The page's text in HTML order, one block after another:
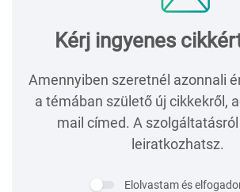
Kérj ingyenes
Amennyiben szeretnél azonnali
a témában születő új cikkekről,
mail címed. A
leiratkozhatsz.
Elolvastam és